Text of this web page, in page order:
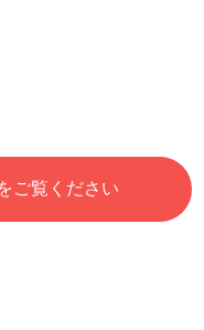
ご覧ください